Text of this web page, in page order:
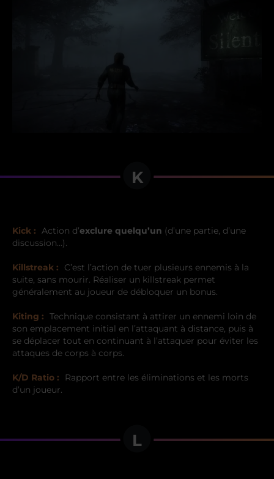
K
Kick : Action d’exclure quelqu’un (d’une partie, d’une
discussion…).
Killstreak :
C’est l’action de tuer plusieurs ennemis à la
suite, sans mourir. Réaliser un killstreak permet
généralement au joueur de débloquer un bonus.
Kiting : Technique consistant à attirer un ennemi loin de
son emplacement initial en l’attaquant à distance, puis à
se déplacer tout en continuant à l’attaquer pour éviter les
attaques de corps à corps.
K/D Ratio :
Rapport entre les éliminations et les morts
d’un joueur.
L